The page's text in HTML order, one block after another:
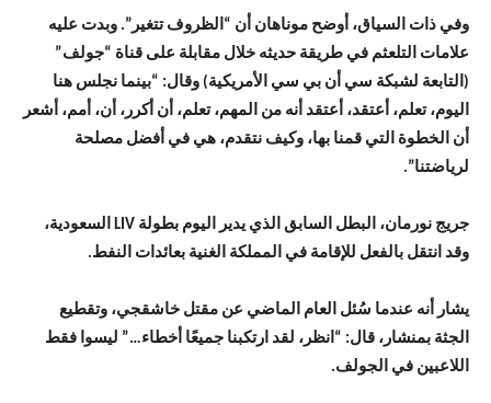
وفي ذات السياق، أوضح موناهان أن “الظروف تتغير”. وبدت عليه
علامات التلعثم في طريقة حديثه خلال مقابلة على قناة “جولف”
(التابعة لشبكة سي أن بي سي الأمريكية) وقال: “بينما نجلس هنا
اليوم، تعلم، أعتقد، أعتقد أنه من المهم، تعلم، أن أكرر، أن، أمم، أشعر
أن الخطوة التي قمنا بها، وكيف نتقدم، هي في أفضل مصلحة
لرياضتنا”.
جريج نورمان، البطل السابق الذي يدير اليوم بطولة LIV السعودية،
وقد انتقل بالفعل للإقامة في المملكة الغنية بعائدات النفط.
يشار أنه عندما سُئل العام الماضي عن مقتل خاشقجي، وتقطيع
الجثة بمنشار، قال: “انظر، لقد ارتكبنا جميعًا أخطاء…” ليسوا فقط
اللاعبين في الجولف.